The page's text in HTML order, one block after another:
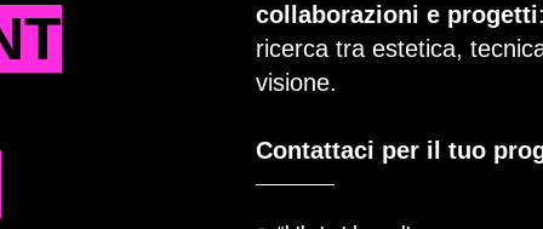
collaborazioni e progetti
ricerca tra estetica,
visione.
Contattaci per il tuo